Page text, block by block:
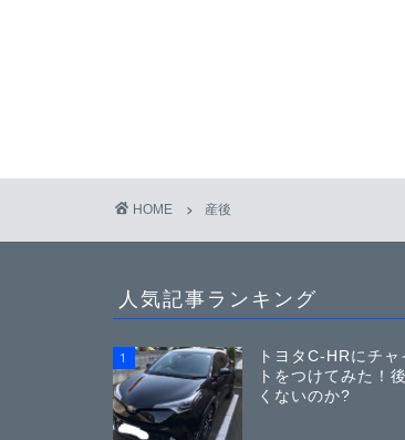
HOME 産後
人気記事ランキング
1
トヨタC-HRにチ
トをつけてみた！
くないのか?